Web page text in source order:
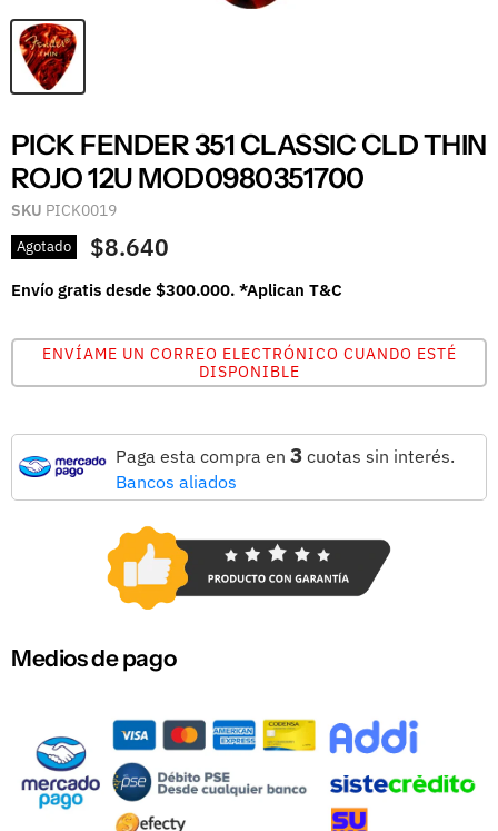
PICK FENDER 351 CLASSIC CLD THIN
ROJO 12U MOD0980351700
SKU PICK0019
Agotado $8.640
Envío gratis desde $300.000. *Aplican T&C
ENVÍAME UN CORREO ELECTRÓNICO CUANDO ESTÉ
DISPONIBLE
Paga esta compra en 3 cuotas sin interés.
Bancos aliados
Medios de pago